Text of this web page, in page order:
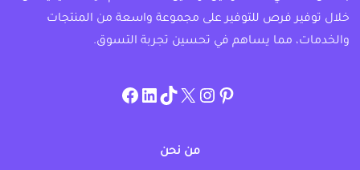
خلال توفير فرص للتوفير على مجموعة واسعة من المنتجات
والخدمات، مما يساهم في تحسين تجربة التسوق.
pinterest
allcouponat
twitter
TikTok
linkedin
facebook
من نحن